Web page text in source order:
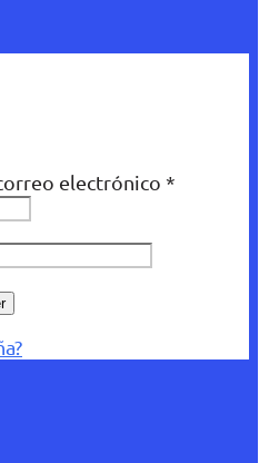
electrónico *